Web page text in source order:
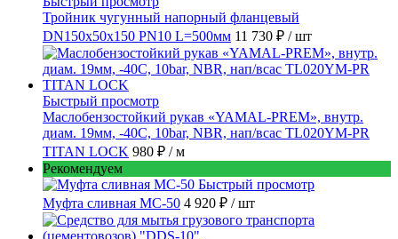
Тройник чугунный напорный фланцевый
DN150х50х150 PN10 L=500мм 11 730 ₽ / шт
Быстрый просмотр
Маслобензостойкий рукав «YAMAL-PREM», внутр.
диам. 19мм, -40C, 10bar, NBR, нап/всас TL020YM-PR
TITAN LOCK 980 ₽ / м
Рекомендуем
Быстрый просмотр
Муфта сливная МС-50 4 920 ₽ / шт